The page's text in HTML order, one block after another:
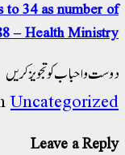
to 34 as number of
– Health Ministry
دوست و احباب کو تجویز کریں
Uncategorized
Leave a Reply